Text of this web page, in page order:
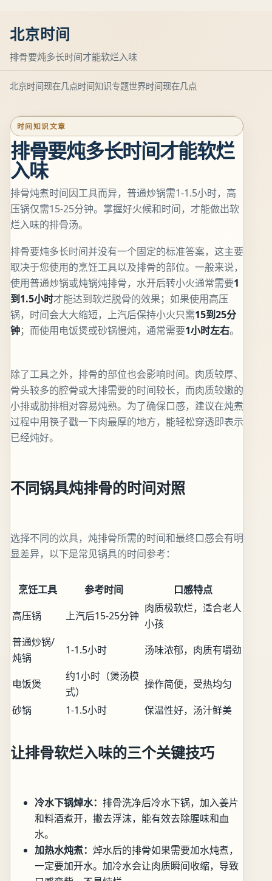
北京时间
排骨要炖多长时间才能软烂入味
北京时间现在几点时间知识专题世界时间现在几点
时间知识文章
排骨要炖多长时间才能软烂
入味
排骨炖煮时间因工具而异，普通炒锅需1-1.5小时，高
压锅仅需15-25分钟。掌握好火候和时间，才能做出软
烂入味的排骨汤。
排骨要炖多长时间并没有一个固定的标准答案，这主要
取决于您使用的烹饪工具以及排骨的部位。一般来说，
使用普通炒锅或炖锅炖排骨，水开后转小火通常需要1
到1.5小时才能达到软烂脱骨的效果；如果使用高压
锅，时间会大大缩短，上汽后保持小火只需15到25分
钟；而使用电饭煲或砂锅慢炖，通常需要1小时左右。
除了工具之外，排骨的部位也会影响时间。肉质较厚、
骨头较多的腔骨或大排需要的时间较长，而肉质较嫩的
小排或肋排相对容易炖熟。为了确保口感，建议在炖煮
过程中用筷子戳一下肉最厚的地方，能轻松穿透即表示
已经炖好。
不同锅具炖排骨的时间对照
选择不同的炊具，炖排骨所需的时间和最终口感会有明
显差异，以下是常见锅具的时间参考：
烹饪工具 参考时间
口感特点
高压锅
上汽后15-25分钟
肉质极软烂，适合老人
小孩
普通炒锅/
炖锅
1-1.5小时 汤味浓郁，肉质有嚼劲
电饭煲
约1小时（煲汤模
式）
操作简便，受热均匀
砂锅
1-1.5小时 保温性好，汤汁鲜美
让排骨软烂入味的三个关键技巧
冷水下锅焯水： 排骨洗净后冷水下锅，加入姜片
和料酒煮开，撇去浮沫，能有效去除腥味和血
水。
加热水炖煮： 焯水后的排骨如果需要加水炖煮，
一定要加开水。加冷水会让肉质瞬间收缩，导致